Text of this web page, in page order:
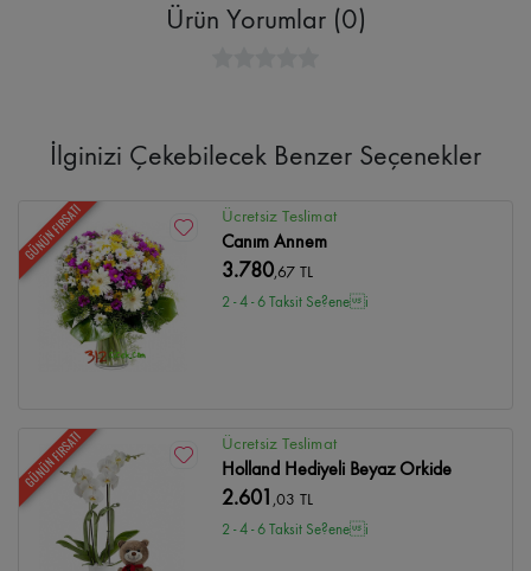
Ürün Yorumlar (0)
İlginizi Çekebilecek Benzer Seçenekler
GÜNÜN FIRSATI Ücretsiz Teslimat
Canım Annem
3.780,67 TL
2 - 4 - 6 Taksit Se?enei
GÜNÜN FIRSATI Ücretsiz Teslimat
Holland Hediyeli Beyaz Orkide
2.601 ,03 TL
2 - 4 - 6 Taksit Se?enei